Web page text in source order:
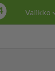
Valikko